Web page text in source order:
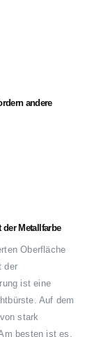
andere
Metallfarbe
Oberfläche
der
ist eine
Auf dem
stark
besten ist es,